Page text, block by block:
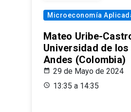
Microeconomía
Mateo Uribe-
Universidad de los
Andes (Colombia)
29 de Mayo de 2024
13:35 a 14:35